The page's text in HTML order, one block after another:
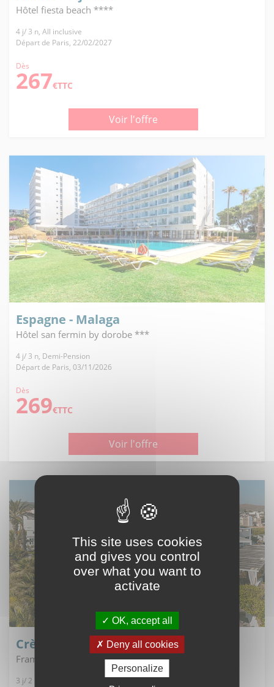
Hôtel fiesta beach ****
4 j/ 3 n, All inclusive
Départ de Paris, 22/02/2027
Dès
267€TTC
Voir l'offre
Espagne - Malaga
Hôtel san fermin by dorobe ***
4 j/ 3 n, Demi-Pension
Départ de Paris, 03/11/2026
Dès
269€TTC
Voir l'offre
Crète - Gouves
Fram sélection hara ilios village ****
3 j/ 2 n, Demi-Pension
This site uses cookies
and gives you control
over what you want to
activate
OK, accept all
Deny all cookies
Personalize